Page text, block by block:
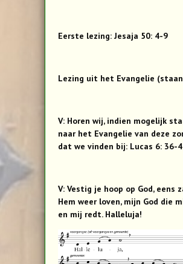
Eerste lezing: Jesaja 50: 4-9
Lezing uit het Evangelie
V: Horen wij, indien mogelijk
naar het Evangelie van deze
dat we vinden bij: Lucas 6: 36-
V: Vestig je hoop op God, eens
Hem weer loven, mijn God die
en mij redt. Halleluja!